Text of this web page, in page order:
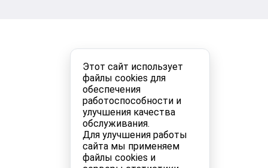
Этот сайт использует
файлы cookies для
обеспечения
работоспособности и
улучшения качества
обслуживания.
Для улучшения работы
сайта мы применяем
файлы cookies и